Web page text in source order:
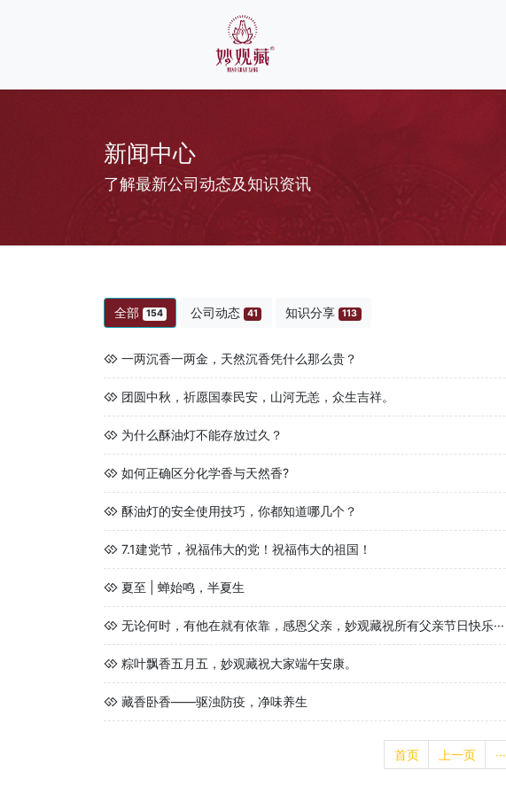
新闻中心
了解最新公司动态及知识资讯
全部 154 公司动态 41 知识分享 113
一两沉香一两金，天然沉香凭什么那么贵？
团圆中秋，祈愿国泰民安，山河无恙，众生吉祥。
为什么酥油灯不能存放过久？
如何正确区分化学香与天然香?
酥油灯的安全使用技巧，你都知道哪几个？
7.1建党节，祝福伟大的党！祝福伟大的祖国！
夏至 | 蝉始鸣，半夏生
无论何时，有他在就有依靠，感恩父亲，妙观藏祝所有父亲节日快乐···
粽叶飘香五月五，妙观藏祝大家端午安康。
藏香卧香——驱浊防疫，净味养生
首页 上一页 ···